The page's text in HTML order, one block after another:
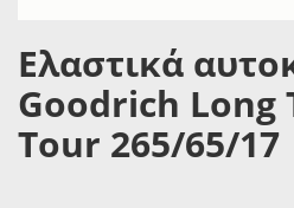
Ελαστικά
Goodrich Long
Tour 265/65/17